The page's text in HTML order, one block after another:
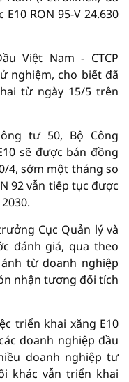
RON 95-V 24.630
Việt Nam - CTCP
nghiệm, cho biết đã
từ ngày 15/5 trên
tư 50, Bộ Công
sẽ được bán đồng
4, sớm một tháng so
92 vẫn tiếp tục được
Cục Quản lý và
đánh giá, qua theo
từ doanh nghiệp
nhận tương đối tích
triển khai xăng E10
doanh nghiệp đầu
doanh nghiệp tư
khác vẫn triển khai